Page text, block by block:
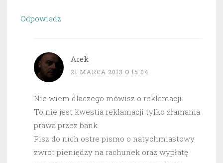
Odpowiedz
Arek
21 MARCA 2013 O 15:04
Nie wiem dlaczego mówisz o reklamacji.
To nie jest kwestia reklamacji tylko złamania
prawa przez bank.
Pisz do nich ostre pismo o natychmiastowy
zwrot pieniędzy na rachunek oraz wypłatę